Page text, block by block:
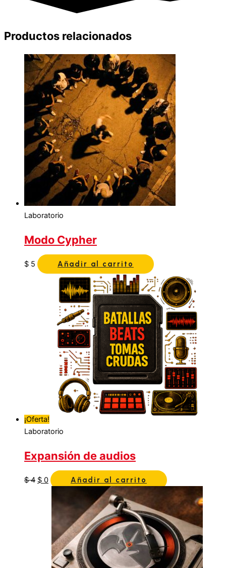
Productos relacionados
Laboratorio
Modo Cypher
$ 5 Añadir al carrito
¡Oferta!
Laboratorio
Expansión de audios
$4 $ 0 Añadir al carrito